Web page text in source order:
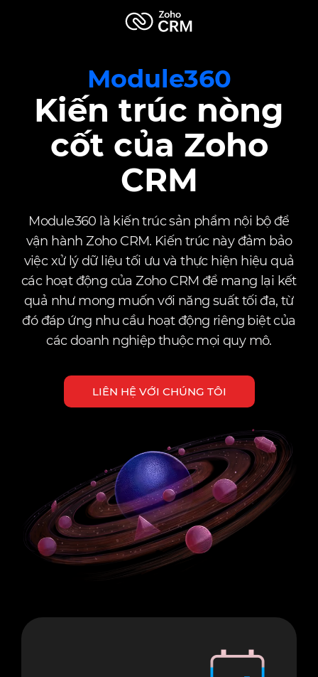
Module360
Kiến trúc nòng
cốt của Zoho
CRM
Module360 là kiến trúc sản phẩm nội bộ để
vận hành Zoho CRM. Kiến trúc này đảm bảo
việc xử lý dữ liệu tối ưu và thực hiện hiệu quả
các hoạt động của Zoho CRM để mang lại kết
quả như mong muốn với năng suất tối đa, từ
đó đáp ứng nhu cầu hoạt động riêng biệt của
các doanh nghiệp thuộc mọi quy mô.
LIÊN HỆ VỚI CHÚNG TÔI